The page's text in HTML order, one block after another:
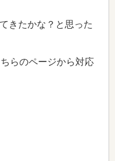
きたかな？と思った
らのページから対応